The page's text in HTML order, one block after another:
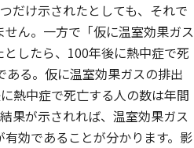
だけ示されたとしても、それで
ん。一方で「仮に温室効果ガス
したら、100年後に熱中症で死
る。仮に温室効果ガスの排出
熱中症で死亡する人の数は年間
果が示されれば、温室効果ガス
効であることが分かります。影